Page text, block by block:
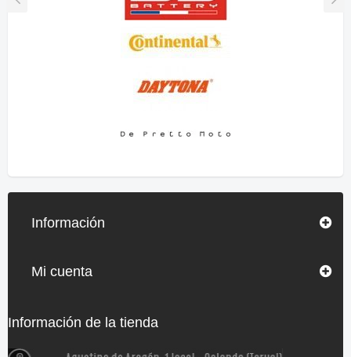
Información
Mi cuenta
Información de la tienda